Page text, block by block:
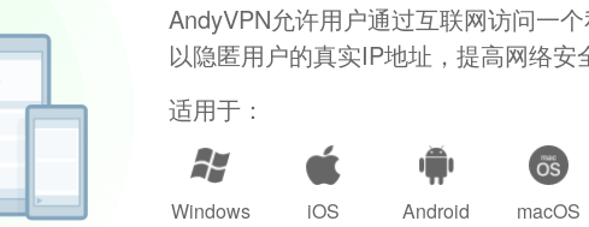
AndyVPN允许用户通过互联网访问一
以隐匿用户的真实IP地址，提高网络安
适用于：
Windows iOS Android macOS